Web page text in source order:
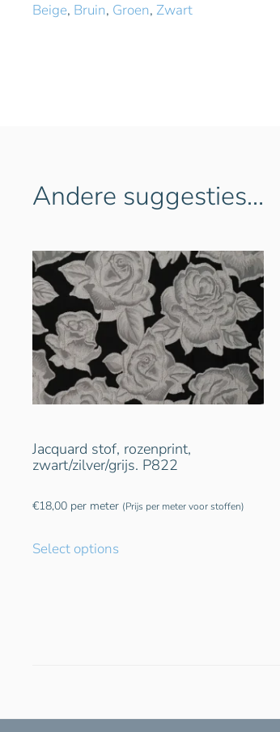
Beige, Bruin, Groen, Zwart
Andere suggesties…
Jacquard stof, rozenprint,
zwart/zilver/grijs. P822
€18,00 per meter (Prijs per meter voor stoffen)
Select options